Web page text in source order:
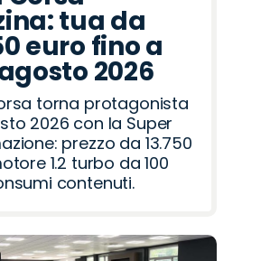
tua da
euro fino a
2026
torna protagonista
2026 con la Super
prezzo da 13.750
1.2 turbo da 100
contenuti.